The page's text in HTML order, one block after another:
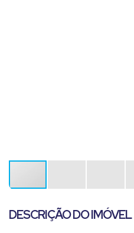
DESCRIÇÃO DO IMÓVEL